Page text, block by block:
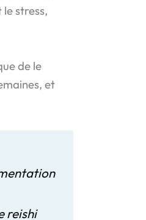
stress,
de le
et
reishi